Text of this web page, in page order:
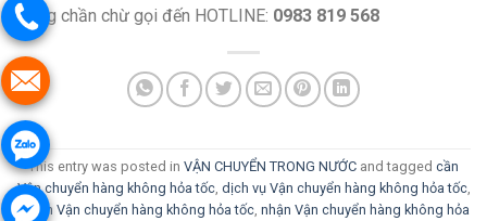
đừng chần chừ gọi đến HOTLINE: 0983 819 568
This entry was posted in VẬN CHUYỂN TRONG NƯỚC and tagged cần
Vận chuyển hàng không hỏa tốc, dịch vụ Vận chuyển hàng không hỏa tốc,
muốn Vận chuyển hàng không hỏa tốc, nhận Vận chuyển hàng không hỏa